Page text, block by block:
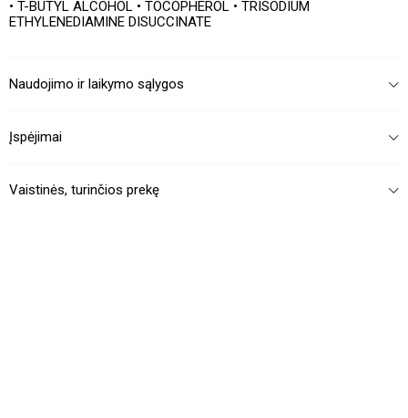
• T-BUTYL ALCOHOL • TOCOPHEROL • TRISODIUM
ETHYLENEDIAMINE DISUCCINATE
Naudojimo ir laikymo sąlygos
Įspėjimai
Vaistinės, turinčios prekę